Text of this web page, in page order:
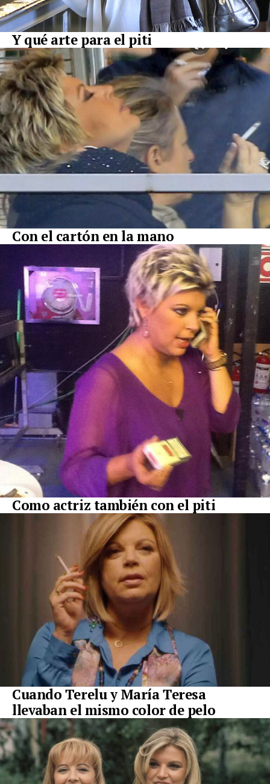
Y qué arte para el piti
Con el cartón en la mano
Como actriz también con el piti
Cuando Terelu y María Teresa
llevaban el mismo color de pelo